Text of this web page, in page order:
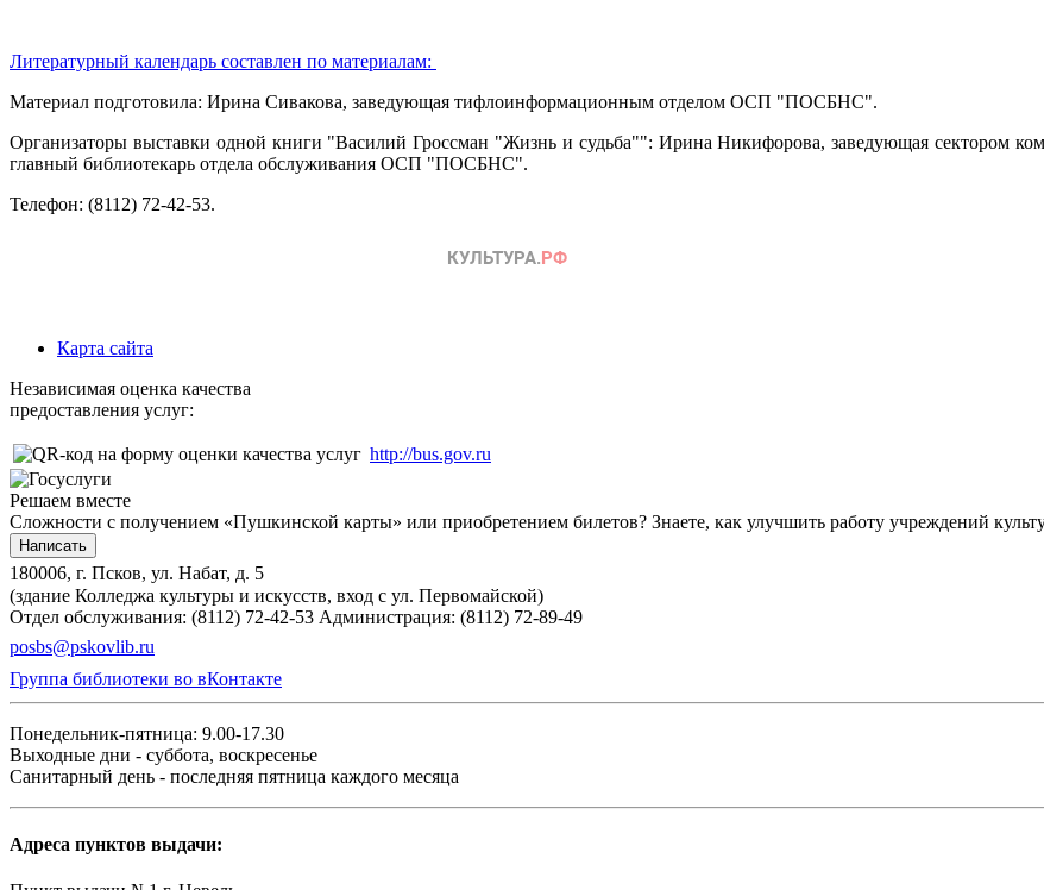
Литературный календарь составлен по материалам:
Материал подготовила: Ирина Сивакова, заведующая тифлоинформационным отделом ОСП "ПОСБНС".
Организаторы выставки одной книги "Василий Гроссман "Жизнь и судьба"": Ирина Никифорова, заведующая сектором
главный библиотекарь отдела обслуживания ОСП "ПОСБНС".
Телефон: (8112) 72-42-53.
Карта сайта
Независимая оценка качества
предоставления услуг:
http://bus.gov.ru
Решаем вместе
Сложности с получением «Пушкинской карты» или приобретением билетов? Знаете, как улучшить работу учреждений
Написать
180006, г. Псков, ул. Набат, д. 5
(здание Колледжа культуры и искусств, вход с ул. Первомайской)
Отдел обслуживания: (8112) 72-42-53 Администрация: (8112) 72-89-49
posbs@pskovlib.ru
Группа библиотеки во вКонтакте
Понедельник-пятница: 9.00-17.30
Выходные дни - суббота, воскресенье
Санитарный день - последняя пятница каждого месяца
Адреса пунктов выдачи: